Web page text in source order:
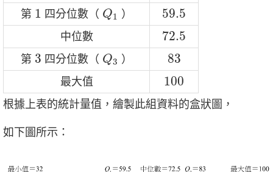
第 1
1 四分位數（ Q1
Q1 ） 59.5
59.5
中位數 72.5
72.5
第 3
3 四分位數（ Q3
Q3 ） 83
83
最大值 100
100
根據上表的統計量值，繪製此組資料的盒狀圖，
如下圖所示：